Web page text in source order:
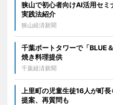
狭山で初心者向けAI活用セ
実践法紹介
狭山経済新聞
千葉ポートタワーで「
焼き料理提供
千葉経済新聞
上里町の児童生徒16人が町
提案、再質問も